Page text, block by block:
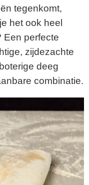
tegenkomt,
het ook heel
Een perfecte
zijdezachte
deeg
combinatie.